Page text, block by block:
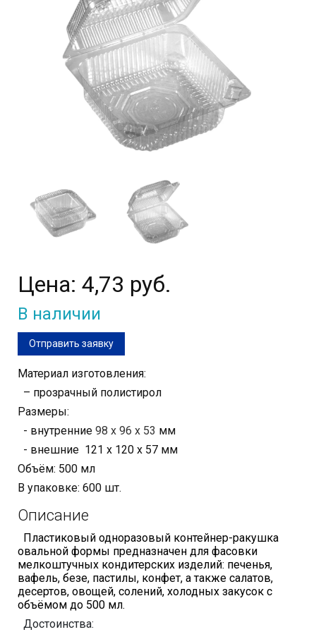
Цена: 4,73 руб.
В наличии
Отправить заявку
Материал изготовления:
– прозрачный полистирол
Размеры:
- внутренние 98 х 96 х 53 мм
- внешние 121 х 120 х 57 мм
Объём: 500 мл
В упаковке: 600 шт.
Описание
Пластиковый одноразовый контейнер-ракушка
овальной формы предназначен для фасовки
мелкоштучных кондитерских изделий: печенья,
вафель, безе, пастилы, конфет, а также салатов,
десертов, овощей, солений, холодных закусок с
объёмом до 500 мл.
Достоинства: